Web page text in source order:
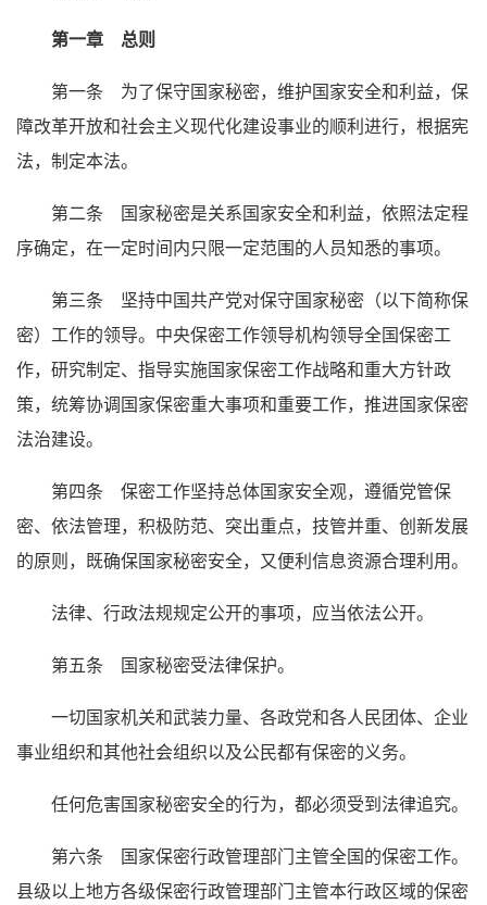
第一章 总则
第一条 为了保守国家秘密，维护国家安全和利益，保
障改革开放和社会主义现代化建设事业的顺利进行，根据宪
法，制定本法。
第二条 国家秘密是关系国家安全和利益，依照法定程
序确定，在一定时间内只限一定范围的人员知悉的事项。
第三条 坚持中国共产党对保守国家秘密（以下简称保
密）工作的领导。中央保密工作领导机构领导全国保密工
作，研究制定、指导实施国家保密工作战略和重大方针政
策，统筹协调国家保密重大事项和重要工作，推进国家保密
法治建设。
第四条 保密工作坚持总体国家安全观，遵循党管保
密、依法管理，积极防范、突出重点，技管并重、创新发展
的原则，既确保国家秘密安全，又便利信息资源合理利用。
法律、行政法规规定公开的事项，应当依法公开。
第五条 国家秘密受法律保护。
一切国家机关和武装力量、各政党和各人民团体、企业
事业组织和其他社会组织以及公民都有保密的义务。
任何危害国家秘密安全的行为，都必须受到法律追究。
第六条 国家保密行政管理部门主管全国的保密工作。
县级以上地方各级保密行政管理部门主管本行政区域的保密